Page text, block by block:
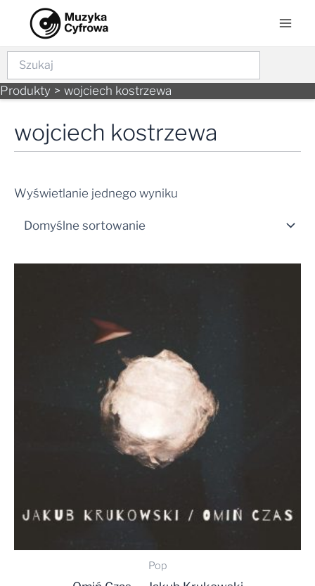
content
Szukaj
Produkty wojciech kostrzewa
wojciech kostrzewa
Wyświetlanie jednego wyniku
Pop